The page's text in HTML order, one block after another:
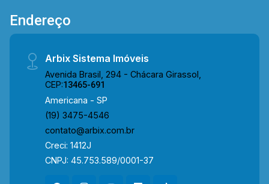
mudança!
Endereço
Arbix Sistema Imóveis
Avenida Brasil, 294 - Chácara Girassol,
CEP:13465-691
Americana - SP
(19) 3475-4546
contato@arbix.com.br
Creci: 1412J
CNPJ: 45.753.589/0001-37